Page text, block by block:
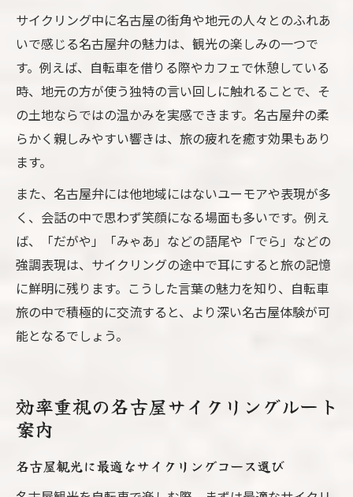
サイクリング中に名古屋の街角や地元の人々とのふれあ
いで感じる名古屋弁の魅力は、観光の楽しみの一つで
す。例えば、自転車を借りる際やカフェで休憩している
時、地元の方が使う独特の言い回しに触れることで、そ
の土地ならではの温かみを実感できます。名古屋弁の柔
らかく親しみやすい響きは、旅の疲れを癒す効果もあり
ます。
また、名古屋弁には他地域にはないユーモアや表現が多
く、会話の中で思わず笑顔になる場面も多いです。例え
ば、「だがや」「みゃあ」などの語尾や「でら」などの
強調表現は、サイクリングの途中で耳にすると旅の記憶
に鮮明に残ります。こうした言葉の魅力を知り、自転車
旅の中で積極的に交流すると、より深い名古屋体験が可
能となるでしょう。
効率重視の名古屋サイクリングルート
案内
名古屋観光に最適なサイクリングコース選び